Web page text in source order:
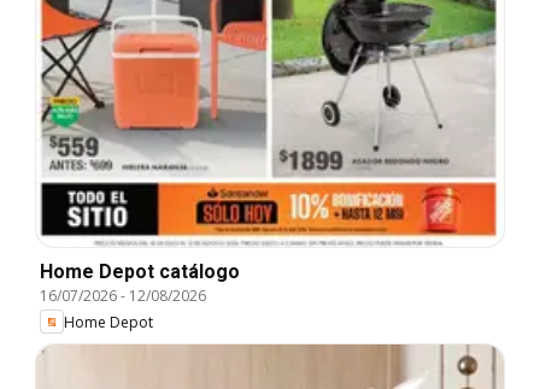
Home Depot catálogo
16/07/2026- 12/08/2026
Home Depot